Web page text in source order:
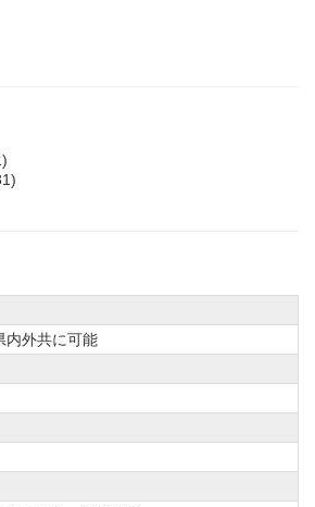
外共に可能